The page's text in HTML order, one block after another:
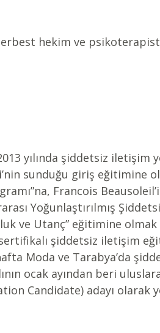
serbest hekim ve
yılında şiddetsiz iletişim
sunduğu giriş eğitimine
Francois
Yoğunlaştırılmış
ve Utanç” eğitimine
sertifikalı şiddetsiz iletişim
Moda ve Tarabya’da
ocak ayından beri
Candidate) adayı olarak